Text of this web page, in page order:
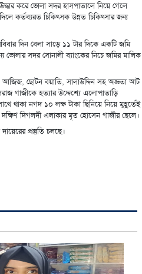
করে ভোলা সদর হাসপাতালে নিয়ে গেলে
কর্তব্যরত চিকিৎসক উন্নত চিকিৎসার জন্য
দিন বেলা সাড়ে ১১ টার দিকে একটি জমি
ভোলার সদর সোনালী ব্যাংকের নিচে জমির মালিক
ছোটন বয়াতি, সালাউদ্দিন সহ অজ্ঞতা আট
গাজীকে হত্যার উদ্দেশ্যে এলোপাতাড়ি
থাকা নগদ ১০ লক্ষ টাকা ছিনিয়ে নিয়ে মুহূর্তেই
দিগলদী এলাকার মৃত হোসেন গাজীর ছেলে।
প্রস্তুতি চলছে।